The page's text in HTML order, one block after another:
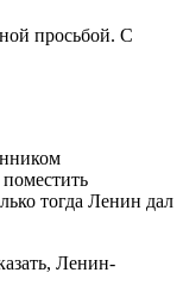
просьбой. С
тогда Ленин дал
Ленин-